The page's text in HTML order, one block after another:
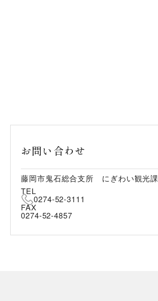
お問い合わせ
藤岡市鬼石総合支所 にぎわい観光課
TEL
0274-52-3111
FAX
0274-52-4857